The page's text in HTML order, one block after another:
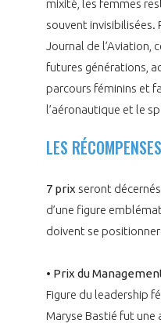
mixité, les femmes
souvent invisibilisées.
Journal de l’Aviation,
futures générations,
parcours féminins et
l’aéronautique et le
LES RÉCOMPENSES
7 prix seront
d’une figure
doivent se positionner
• Prix du
Figure du leadership
Maryse Bastié fut une